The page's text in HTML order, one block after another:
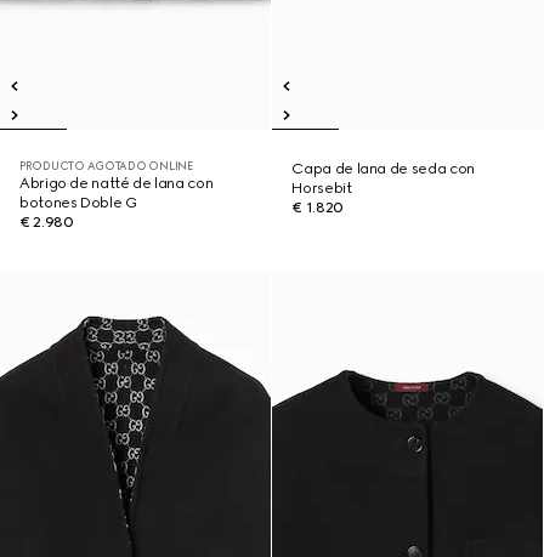
PRODUCTO AGOTADO ONLINE
Abrigo de natté de lana con
botones Doble G
€ 2.980
Capa de lana de seda con
Horsebit
€ 1.820